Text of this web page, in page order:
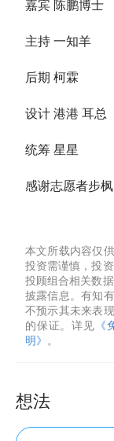
嘉宾 陈鹏博士
主持 一知羊
后期 柯霖
设计 港港 耳总
统筹 星星
感谢志愿者步
本文所载内容仅
投资需谨慎，投
投顾组合相关数
披露信息。有知
不预示其未来表
的保证。详见 《
明》
。
想法